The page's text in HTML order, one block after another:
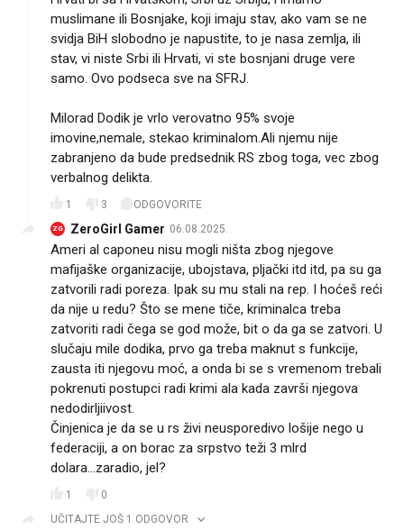
muslimane ili Bosnjake, koji imaju stav, ako vam se ne
svidja BiH slobodno je napustite, to je nasa zemlja, ili
stav, vi niste Srbi ili Hrvati, vi ste bosnjani druge vere
samo. Ovo podseca sve na SFRJ.
Milorad Dodik je vrlo verovatno 95% svoje
imovine,nemale, stekao kriminalom.Ali njemu nije
zabranjeno da bude predsednik RS zbog toga, vec zbog
verbalnog delikta.
1 3 ODGOVORITE
ZG ZeroGirl Gamer 06.08.2025.
Ameri al caponeu nisu mogli ništa zbog njegove
mafijaške organizacije, ubojstava, pljački itd itd, pa su ga
zatvorili radi poreza. Ipak su mu stali na rep. I hoćeš reći
da nije u redu? Što se mene tiče, kriminalca treba
zatvoriti radi čega se god može, bit o da ga se zatvori. U
slučaju mile dodika, prvo ga treba maknut s funkcije,
zausta iti njegovu moć, a onda bi se s vremenom trebali
pokrenuti postupci radi krimi ala kada završi njegova
nedodirljiivost.
Činjenica je da se u rs živi neusporedivo lošije nego u
federaciji, a on borac za srpstvo teži 3 mlrd
dolara...zaradio, jel?
1
0
UČITAJTE JOŠ 1 ODGOVOR